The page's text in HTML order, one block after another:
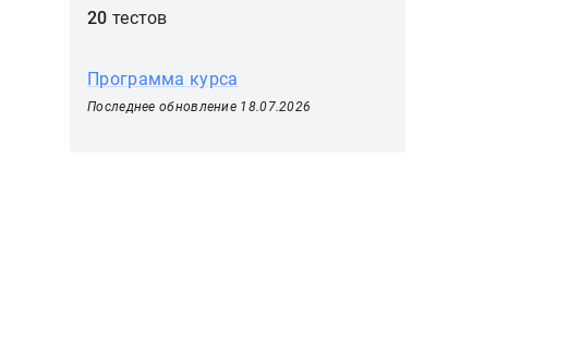
20 тестов
Программа курса
Последнее обновление 18.07.2026